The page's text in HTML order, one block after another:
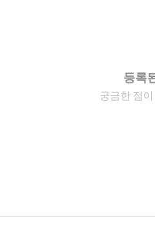
등록
궁금한 점